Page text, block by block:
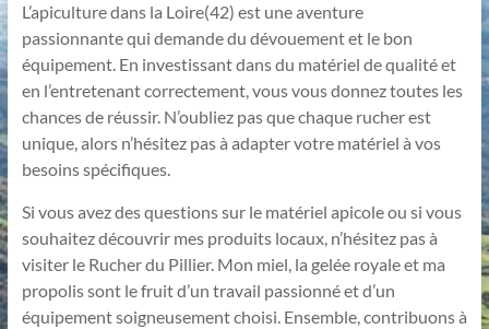
L’apiculture dans la Loire(42) est une aventure
passionnante qui demande du dévouement et le bon
équipement. En investissant dans du matériel de qualité et
en l’entretenant correctement, vous vous donnez toutes les
chances de réussir. N’oubliez pas que chaque rucher est
unique, alors n’hésitez pas à adapter votre matériel à vos
besoins spécifiques.
Si vous avez des questions sur le matériel apicole ou si vous
souhaitez découvrir mes produits locaux, n’hésitez pas à
visiter le Rucher du Pillier. Mon miel, la gelée royale et ma
propolis sont le fruit d’un travail passionné et d’un
équipement soigneusement choisi. Ensemble, contribuons à